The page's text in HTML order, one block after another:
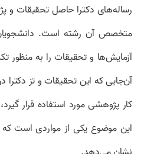
رساله‌های دکترا حاصل تحقیقات و
متخصص آن رشته است.
آزمایش‌ها و تحقیقات را به منظور
آن‌جایی که این تحقیقات و تز دکترا
کار پژوهشی مورد استفاده قرار
این موضوع یکی از مواردی است که